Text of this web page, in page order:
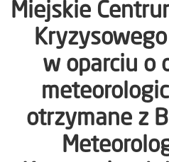
Miejskie
w oparciu o
otrzymane z